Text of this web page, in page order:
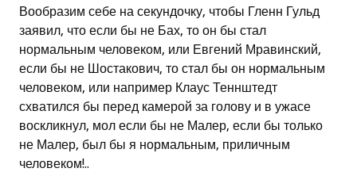
Вообразим себе на секундочку, чтобы Гленн Гульд
заявил, что если бы не Бах, то он бы стал
нормальным человеком, или Евгений Мравинский,
если бы не Шостакович, то стал бы он нормальным
человеком, или например Клаус Теннштедт
схватился бы перед камерой за голову и в ужасе
воскликнул, мол если бы не Малер, если бы только
не Малер, был бы я нормальным, приличным
человеком!..